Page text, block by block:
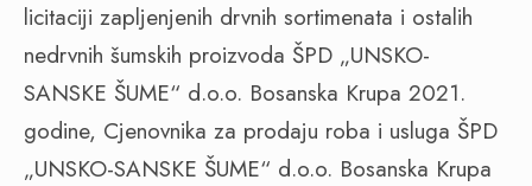
licitaciji zapljenjenih drvnih sortimenata i ostalih
nedrvnih šumskih proizvoda ŠPD „UNSKO-
SANSKE ŠUME“ d.o.o. Bosanska Krupa 2021.
godine, Cjenovnika za prodaju roba i usluga ŠPD
„UNSKO-SANSKE ŠUME“ d.o.o. Bosanska Krupa